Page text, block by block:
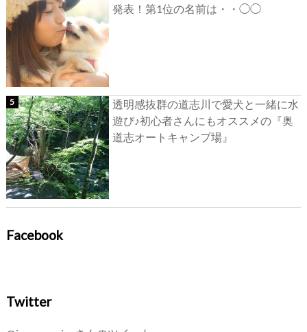
発表！第1位の名前は・・◯◯
透明感抜群の道志川で愛犬と一緒に水
遊び♪初心者さんにもオススメの『奥
道志オートキャンプ場』
Facebook
Twitter